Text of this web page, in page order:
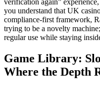
verification again”
you understand that UK
compliance-first framework,
trying to be a novelty
regular use while staying
Game Library:
Where the Depth